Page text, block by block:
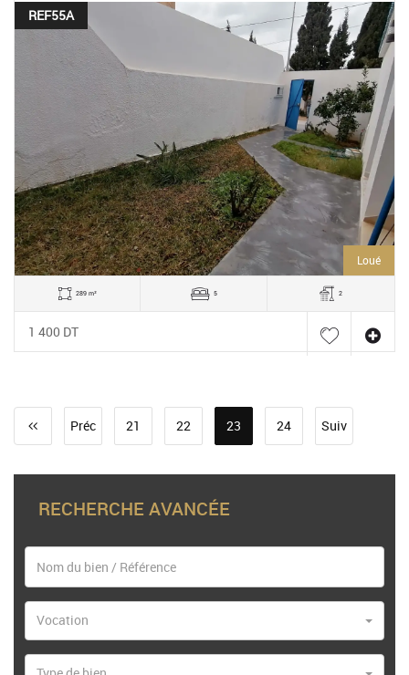
REF55A
Loué
289 m² 5 2
1 400 DT
Préc 21 22 23 24 Suiv
RECHERCHE AVANCÉE
Vocation